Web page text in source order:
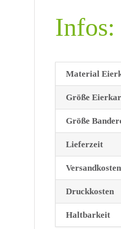
Infos:
Material
Größe
Größe
Lieferzeit
Versandkosten
Druckkosten
Haltbarkeit